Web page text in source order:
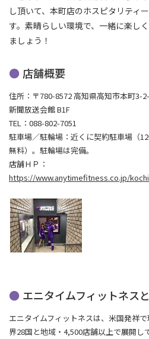
し頂いて、本町店のホスピタリティ
す。素晴らしい環境で、一緒に楽し
ましょう！
店舗概要
住所：〒780-8572 高知県高知市本町3-
新聞放送会館 B1F
TEL：088-802-7051
駐車場／駐輪場：近くに契約駐車場（
無料）。駐輪場は完備。
店舗ＨＰ：
https://www.anytimefitness.co.jp/
エニタイムフィットネス
エニタイムフィットネスは、米国発祥
界28国と地域・4,500店舗以上で展開し